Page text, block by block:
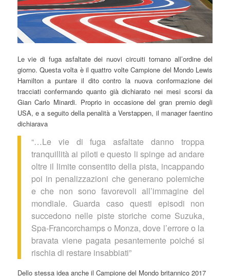
Le vie di fuga asfaltate dei nuovi circuiti tornano all’ordine del
giorno. Questa volta è il quattro volte Campione del Mondo Lewis
Hamilton a puntare il dito contro la nuova conformazione dei
tracciati confermando quanto già dichiarato nei mesi scorsi da
Gian Carlo Minardi. Proprio in occasione del gran premio degli
USA, e a seguito della penalità a Verstappen, il manager faentino
dichiarava
“…Le vie di fuga asfaltate danno troppa
tranquillità ai piloti e questo li spinge ad andare
oltre il limite consentito della pista, incappando
poi in penalizzazioni che generano polemiche
e che non sono favorevoli all’immagine del
mondiale. Guarda caso questi episodi non
succedono nelle piste storiche come Suzuka,
Spa-Francorchamps o Monza, dove l’errore o la
bravata viene pagata pesantemente poiché si
rischia di restare insabbiati”
Dello stessa idea anche il Campione del Mondo britannico 2017